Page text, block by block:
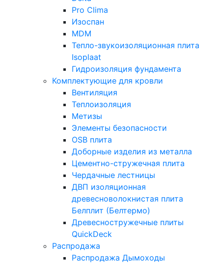
Pro Clima
Изоспан
MDM
Тепло-звукоизоляционная плита
Isoplaat
Гидроизоляция фундамента
Комплектующие для кровли
Вентиляция
Теплоизоляция
Метизы
Элементы безопасности
OSB плита
Доборные изделия из металла
Цементно-стружечная плита
Чердачные лестницы
ДВП изоляционная
древесноволокнистая плита
Белплит (Белтермо)
Древесностружечные плиты
QuickDeck
Распродажа
Распродажа Дымоходы